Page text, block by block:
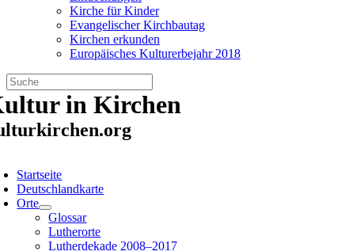
Kirche für Kinder
Evangelischer Kirchbautag
Kirchen erkunden
Europäisches Kulturerbejahr 2018
Zum
Inhalt
springen
in Kirchen
Startseite
Deutschlandkarte
Orte
Glossar
Lutherorte
Lutherdekade 2008–2017